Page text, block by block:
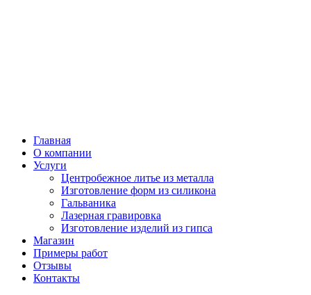
Главная
О компании
Услуги
Центробежное литье из металла
Изготовление форм из силикона
Гальваника
Лазерная гравировка
Изготовление изделий из гипса
Магазин
Примеры работ
Отзывы
Контакты